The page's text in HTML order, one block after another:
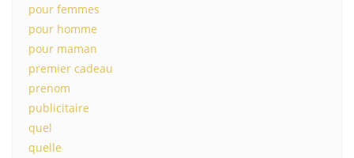
pour femmes
pour homme
pour maman
premier cadeau
prenom
publicitaire
quel
quelle